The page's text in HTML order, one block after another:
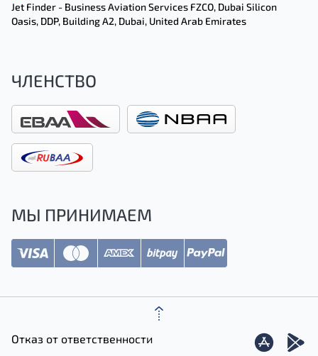
Jet Finder - Business Aviation Services FZCO, Dubai Silicon
Oasis, DDP, Building A2, Dubai, United Arab Emirates
ЧЛЕНСТВО
МЫ ПРИНИМАЕМ
Отказ от ответственности